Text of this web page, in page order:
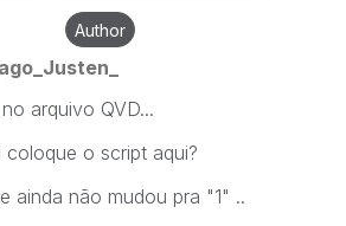
Author
arquivo QVD...
coloque o script aqui?
ainda não mudou pra "1" ..